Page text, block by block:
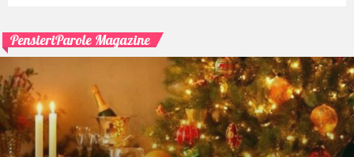
PensieriParole Magazine